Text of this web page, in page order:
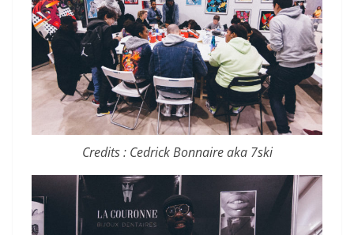
Credits : Cedrick Bonnaire aka 7ski